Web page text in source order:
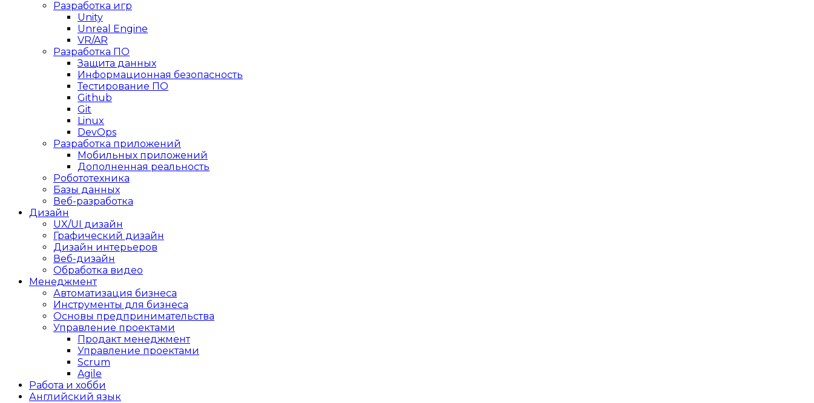
Разработка игр
Unity
Unreal Engine
VR/AR
Разработка ПО
Защита данных
Информационная безопасность
Тестирование ПО
Github
Git
Linux
DevOps
Разработка приложений
Мобильных приложений
Дополненная реальность
Робототехника
Базы данных
Веб-разработка
Дизайн
UX/UI дизайн
Графический дизайн
Дизайн интерьеров
Веб-дизайн
Обработка видео
Менеджмент
Автоматизация бизнеса
Инструменты для бизнеса
Основы предпринимательства
Управление проектами
Продакт менеджмент
Управление проектами
Scrum
Agile
Работа и хобби
Английский язык